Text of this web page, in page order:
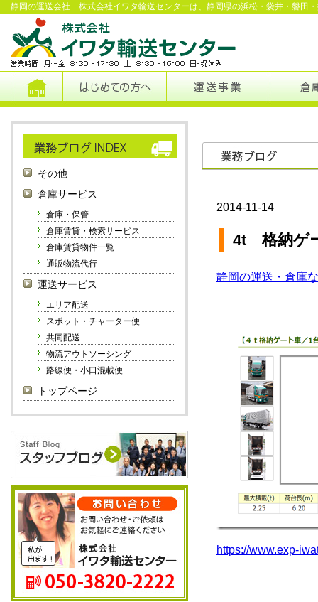
静岡の運送会社 株式会社イワタ輸送センターは、静岡県の浜松・袋井・磐田
その他
倉庫サービス
倉庫・保管
倉庫賃貸・検索サービス
倉庫賃貸物件一覧
通販物流代行
運送サービス
エリア配送
スポット・チャーター便
共同配送
物流アウトソーシング
路線便・小口混載便
トップページ
2014-11-14
4t 格納ゲ
静岡の運送・倉庫
https://www.exp-